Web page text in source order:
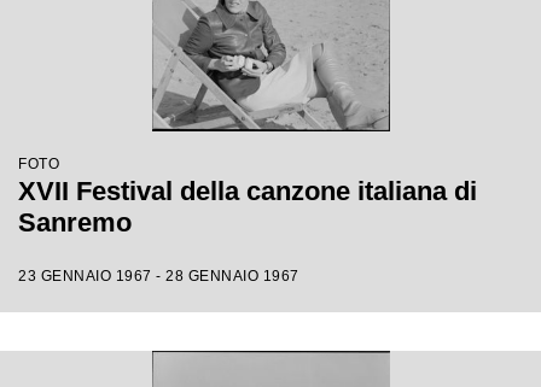
FOTO
XVII Festival della canzone italiana di
Sanremo
23 GENNAIO 1967 - 28 GENNAIO 1967